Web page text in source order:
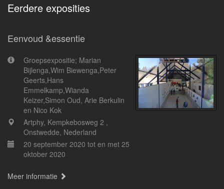
Eerdere exposities
Eenvoud &essentie
Groepsexpositie; Marian
Bijlenga,Wim Biewenga,Peter
Geerts,Hans
Emmelkamp,Wianda
Keizer,Simon Oud, Arie Berkulin
en Nico Kok
Artphy, Kempkebosweg 2 ,
Onstwedde, Nederland
20 september 2020 tot en met 25
oktober 2020
Meer informatie